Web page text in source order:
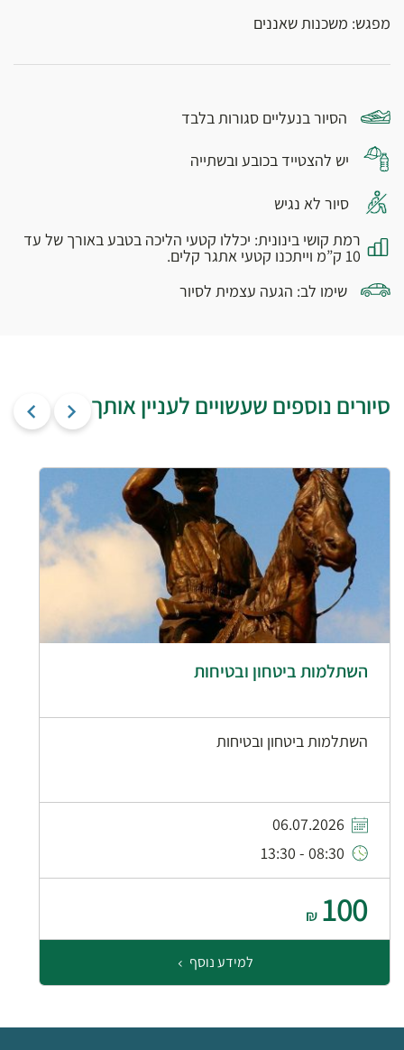
מפגש: משכנות שאננים
הסיור בנעליים סגורות בלבד
יש להצטייד בכובע ובשתייה
סיור לא נגיש
רמת קושי בינונית: יכללו קטעי הליכה בטבע באורך של עד
10 ק”מ וייתכנו קטעי אתגר קלים.
שימו לב: הגעה עצמית לסיור
סיורים נוספים שעשויים לעניין אותך
השתלמות ביטחון ובטיחות
השתלמות ביטחון ובטיחות
06.07.2026
08:30 - 13:30
100
₪
למידע נוסף